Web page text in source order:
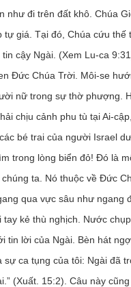
như đi trên đất khô. Chúa
giá. Tại đó, Chúa cứu thế
tin cậy Ngài. (Xem Lu-ca
Đức Chúa Trời. Môi-se
nữ trong sự thờ phượng.
chịu cảnh phu tù tại Ai-
bé trai của người Israel
trong lòng biển đỏ! Đó là
ta. Nó thuộc về Đức
qua vực sâu như ngang
tay kẻ thù nghịch. Nước
tin lời của Ngài. Bèn hát
sự ca tụng của tôi: Ngài đã
(Xuất. 15:2). Câu này